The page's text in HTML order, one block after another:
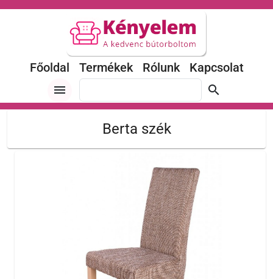
Főoldal Termékek Rólunk
Kapcsolat
menu
search
Berta szék